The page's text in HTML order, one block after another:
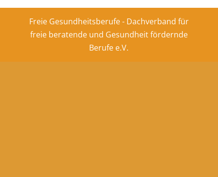
Freie Gesundheitsberufe - Dachverband für
freie beratende und Gesundheit fördernde
Berufe e.V.